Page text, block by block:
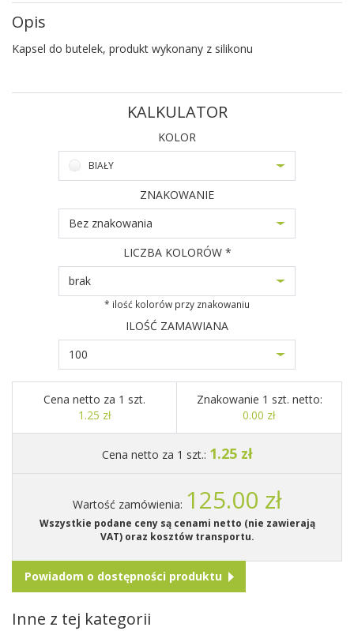
Opis
Kapsel do butelek, produkt wykonany z silikonu
KALKULATOR
KOLOR
BIAŁY
ZNAKOWANIE
Bez znakowania
LICZBA KOLORÓW *
brak
* ilość kolorów przy znakowaniu
ILOŚĆ ZAMAWIANA
100
Cena netto za 1 szt.
1.25 zł
Znakowanie 1 szt. netto:
0.00 zł
Cena netto za 1 szt.: 1.25 zł
Wartość zamówienia: 125.00 zł
Wszystkie podane ceny są cenami netto (nie zawierają
VAT) oraz kosztów transportu.
Powiadom o dostępności produktu
Inne z tej kategorii